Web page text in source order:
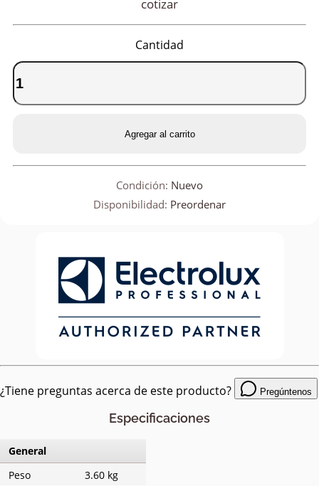
cotizar
Cantidad
Agregar al carrito
Condición: Nuevo
Disponibilidad: Preordenar
¿Tiene preguntas acerca de este producto? Pregúntenos
Especificaciones
General
Peso
3.60 kg